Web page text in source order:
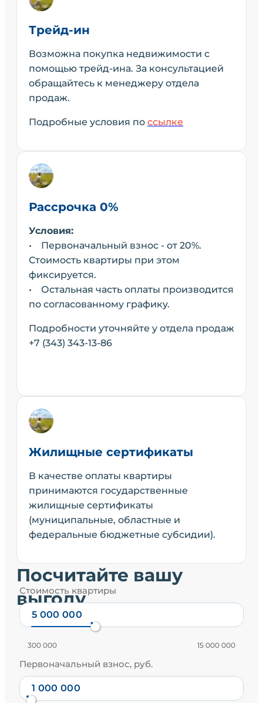
Трейд-ин
Возможна покупка недвижимости с
помощью трейд-ина. За консультацией
обращайтесь к менеджеру отдела
продаж.
Подробные условия по ссылке
Рассрочка 0%
Условия:
• Первоначальный взнос - от 20%.
Стоимость квартиры при этом
фиксируется.
• Остальная часть оплаты производится
по согласованному графику.
Подробности уточняйте у отдела продаж
+7 (343) 343-13-86
Жилищные сертификаты
В качестве оплаты квартиры
принимаются государственные
жилищные сертификаты
(муниципальные, областные и
федеральные бюджетные субсидии).
Посчитайте вашу
выгоду
Стоимость квартиры
300 000 15 000 000
Первоначальный взнос, руб.